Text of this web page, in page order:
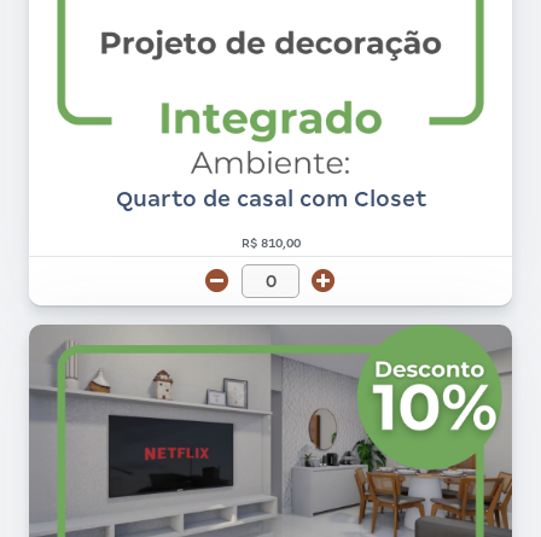
Quarto de casal com Closet
R$ 810,00